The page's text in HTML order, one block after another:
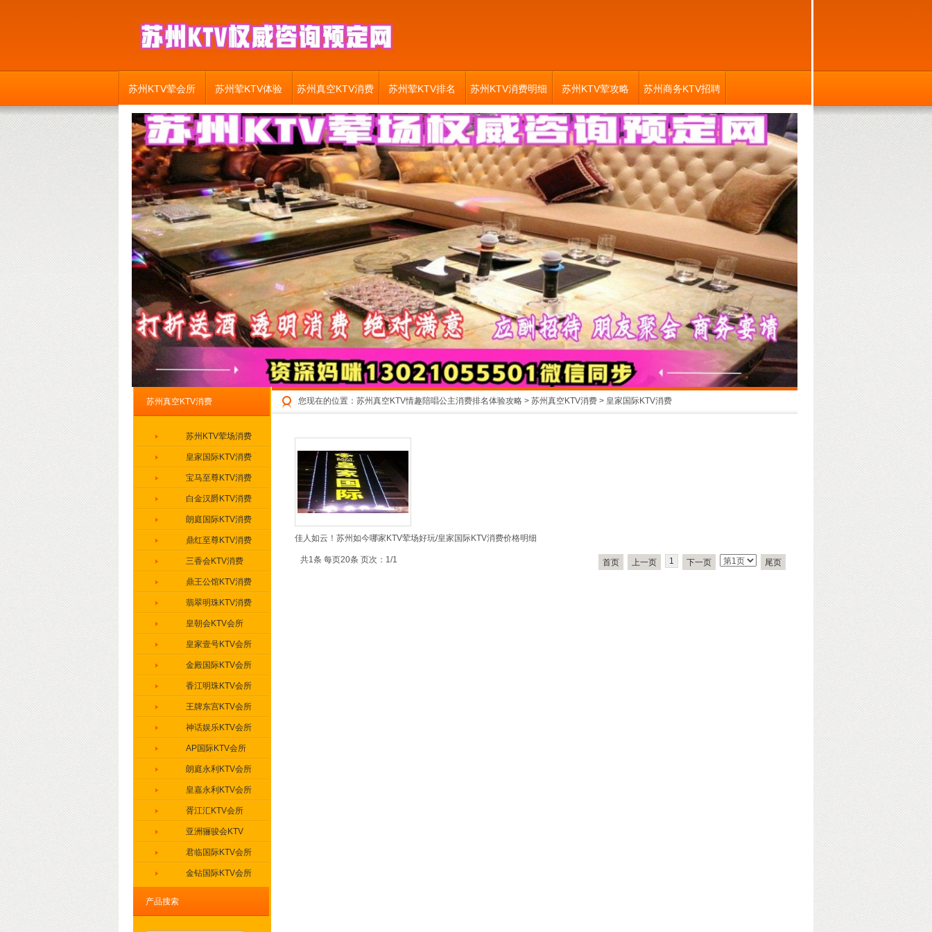
苏州KTV荤会所 苏州荤KTV体验 苏州真空KTV消费 苏州荤KTV排名 苏州KTV消费明细 苏州KTV荤攻略 苏州商务KTV招聘
产品搜索
您现在的位置： 苏州真空KTV情趣陪唱公主消费排名体验攻略 > 苏州真空KTV消费 > 皇家国际KTV消费
佳人如云！苏州如今哪家KTV荤场好玩/皇家国际KTV消费价格明细
共1条 每页20条 页次：1/1 首页 上一页 1 下一页 尾页
苏州真空KTV消费
苏州KTV荤场消费
皇家国际KTV消费
宝马至尊KTV消费
白金汉爵KTV消费
朗庭国际KTV消费
鼎红至尊KTV消费
三香会KTV消费
鼎王公馆KTV消费
翡翠明珠KTV消费
皇朝会KTV会所
皇家壹号KTV会所
金殿国际KTV会所
香江明珠KTV会所
王牌东宫KTV会所
神话娱乐KTV会所
AP国际KTV会所
朗庭永利KTV会所
皇嘉永利KTV会所
胥江汇KTV会所
亚洲骊骏会KTV
君临国际KTV会所
金钻国际KTV会所
缤纷年代KTV会所